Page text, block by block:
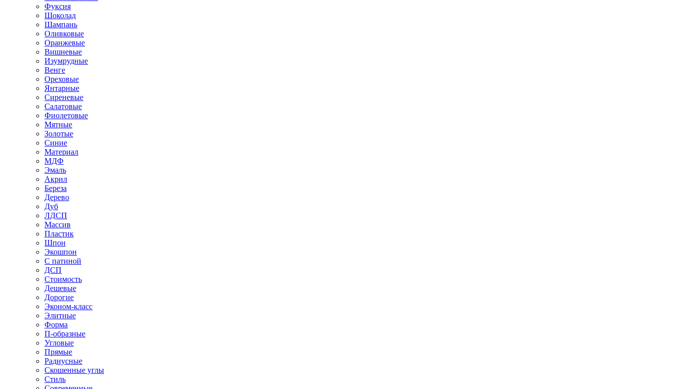
Фуксия
Шоколад
Шампань
Оливковые
Оранжевые
Вишневые
Изумрудные
Венге
Ореховые
Янтарные
Сиреневые
Салатовые
Фиолетовые
Мятные
Золотые
Синие
Материал
МДФ
Эмаль
Акрил
Береза
Дерево
Дуб
ЛДСП
Массив
Пластик
Шпон
Экошпон
С патиной
ДСП
Стоимость
Дешевые
Дорогие
Эконом-класс
Элитные
Форма
П-образные
Угловые
Прямые
Радиусные
Скошенные углы
Стиль